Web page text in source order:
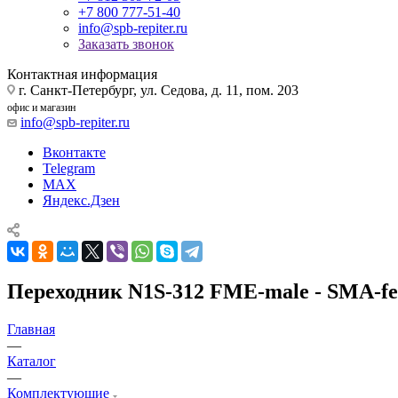
+7 800 777-51-40
info@spb-repiter.ru
Заказать звонок
Контактная информация
г. Санкт-Петербург, ул. Седова, д. 11, пом. 203
офис и магазин
info@spb-repiter.ru
Вконтакте
Telegram
MAX
Яндекс.Дзен
Переходник N1S-312 FME-male - SMA-
Главная
—
Каталог
—
Комплектующие